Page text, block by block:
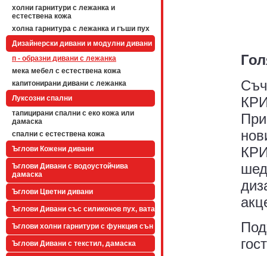
холни гарнитури с лежанка и
естествена кожа
холна гарнитура с лежанка и гъши пух
Дизайнерски дивани и модулни дивани
п - образни дивани с лежанка
мека мебел с естествена кожа
капитонирани дивани с лежанка
Луксозни спални
тапицирани спални с еко кожа или
дамаска
спални с естествена кожа
Ъглови Кожени дивани
Ъглови Дивани с водоустойчива
дамаска
Ъглови Цветни дивани
Ъглови Дивани със силиконов пух, вата
Ъглови холни гарнитури с функция сън
Ъглови Дивани с текстил, дамаска